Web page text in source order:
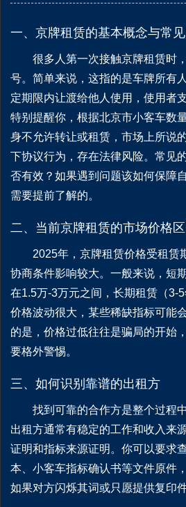
一、京牌租赁的基本概念与常
很多人第一次接触京牌租赁时
号。简单来说，这指的是车牌所有
定期限内让渡给他人使用，使用者
特别提醒你，根据北京市小客车数
身不允许转让或租赁，市场上所说
下协议行为，存在法律风险。常见
否有效？如果遇到问题该如何保障
需要提前了解的。
二、当前京牌租赁的市场价格
2025年，京牌租赁价格受租赁
协商条件影响较大。一般来说，短
在1.5万-3万元之间，长期租赁（3-
价格波动很大，某些稀缺指标可能
的是，价格过低往往是骗局的开始
要格外警惕。
三、如何识别靠谱的出租方
找到可靠的合作方是整个过程
出租方通常有稳定的工作和收入来
证明和指标来源证明。你可以要求
本、小客车指标确认书等文件原件
如果对方闪烁其词或只愿提供复印